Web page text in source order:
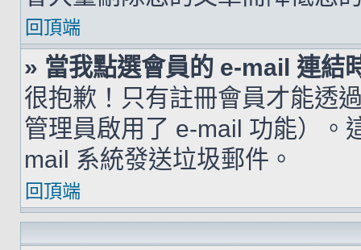
回頂端
» 當我點選會員的 e-mail 連結
很抱歉！只有註冊會員才能透
管理員啟用了 e-mail 功能）。
mail 系統發送垃圾郵件。
回頂端